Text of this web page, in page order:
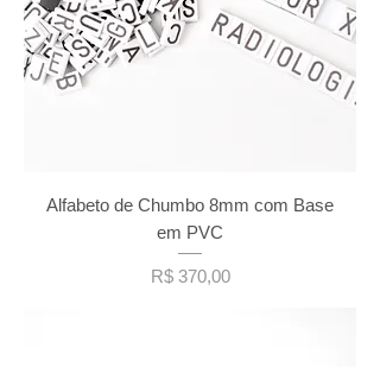
Alfabeto de Chumbo 8mm com Base
em PVC
Preço
R$ 370,00